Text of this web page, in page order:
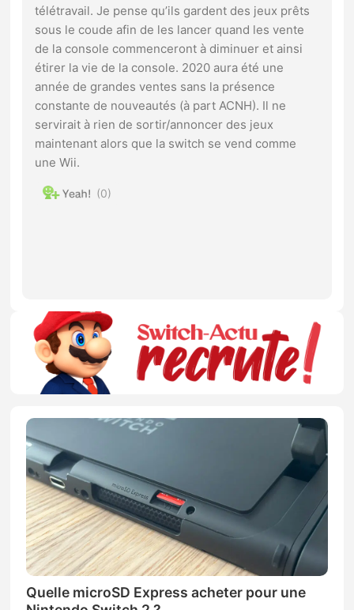
télétravail. Je pense qu’ils gardent des jeux prêts
sous le coude afin de les lancer quand les vente
de la console commenceront à diminuer et ainsi
étirer la vie de la console. 2020 aura été une
année de grandes ventes sans la présence
constante de nouveautés (à part ACNH). Il ne
servirait à rien de sortir/annoncer des jeux
maintenant alors que la switch se vend comme
une Wii.
0
Quelle microSD Express acheter pour une